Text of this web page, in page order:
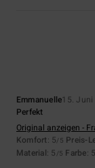
Emmanuelle15.
Perfekt
Original anzeigen -
Komfort: 5/5 Preis-
Material: 5 /5 Farbe: 5